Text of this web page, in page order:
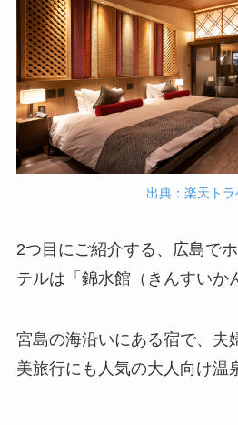
出典：楽天ト
2つ目にご紹介する、広島で
テルは「錦水館（きんすいか
宮島の海沿いにある宿で、夫
美旅行にも人気の大人向け温